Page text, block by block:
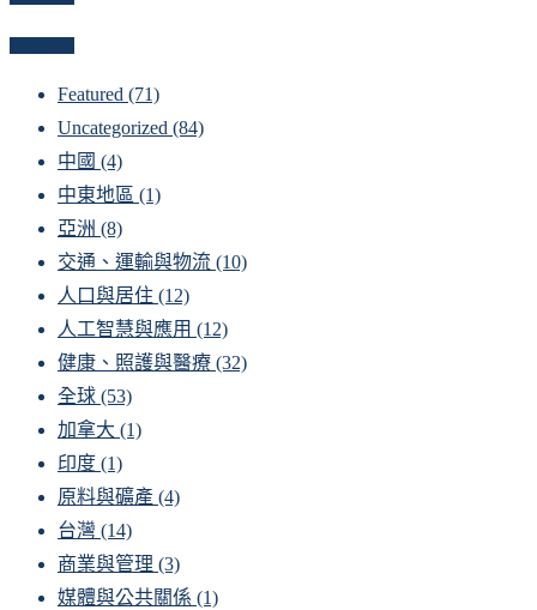
Featured (71)
Uncategorized (84)
中國 (4)
中東地區 (1)
亞洲 (8)
交通、運輸與物流 (10)
人口與居住 (12)
人工智慧與應用 (12)
健康、照護與醫療 (32)
全球 (53)
加拿大 (1)
印度 (1)
原料與礦產 (4)
台灣 (14)
商業與管理 (3)
媒體與公共關係 (1)